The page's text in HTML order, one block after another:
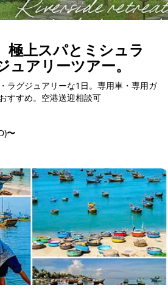
極上スパとミシュラ
ュアリーツアー。
ラグジュアリーな1日。専用車・専用ガ
すすめ。空港送迎相談可
〜